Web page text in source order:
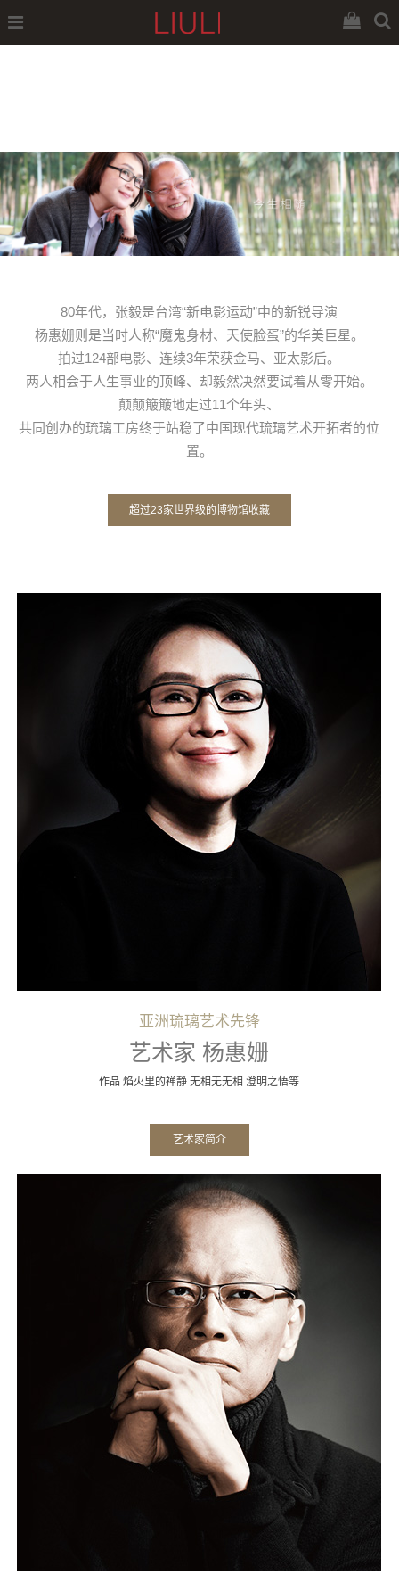
80年代，张毅是台湾“新电影运动”中的新锐导演
杨惠姗则是当时人称“魔鬼身材、天使脸蛋”的华美巨星。
拍过124部电影、连续3年荣获金马、亚太影后。
两人相会于人生事业的顶峰、却毅然决然要试着从零开始。
颠颠簸簸地走过11个年头、
共同创办的琉璃工房终于站稳了中国现代琉璃艺术开拓者的位
置。
超过23家世界级的博物馆收藏
亚洲琉璃艺术先锋
艺术家 杨惠姗
作品 焰火里的禅静 无相无无相 澄明之悟等
艺术家简介